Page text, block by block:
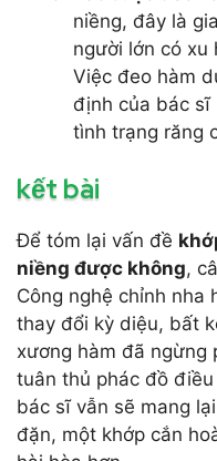
niềng, đây là
người lớn có xu
Việc đeo hàm
định của bác sĩ
tình trạng răng
kết bài
Để tóm lại vấn đề
niềng được không,
Công nghệ chỉnh nha
thay đổi kỳ diệu, bất
xương hàm đã ngừng
tuân thủ phác đồ
bác sĩ vẫn sẽ mang
đặn, một khớp cắn